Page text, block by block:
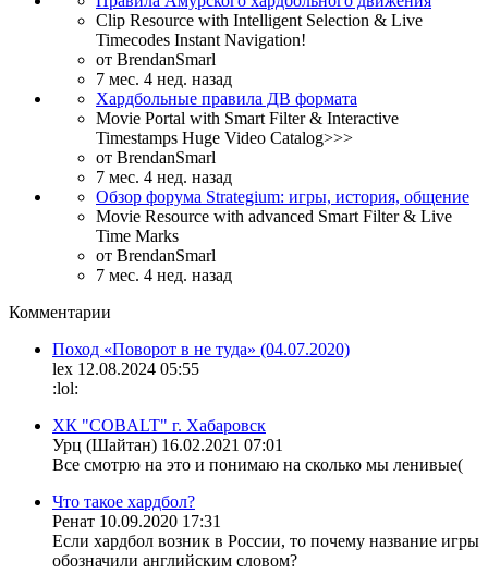
Clip Resource with Intelligent Selection & Live
Timecodes Instant Navigation!
от BrendanSmarl
7 мес. 4 нед. назад
Хардбольные правила ДВ формата
Movie Portal with Smart Filter & Interactive
Timestamps Huge Video Catalog>>>
от BrendanSmarl
7 мес. 4 нед. назад
Обзор форума Strategium: игры, история, общение
Movie Resource with advanced Smart Filter & Live
Time Marks
от BrendanSmarl
7 мес. 4 нед. назад
Комментарии
Поход «Поворот в не туда» (04.07.2020)
lex 12.08.2024 05:55
:lol:
ХК "COBALT" г. Хабаровск
Урц (Шайтан) 16.02.2021 07:01
Все смотрю на это и понимаю на сколько мы ленивые(
Что такое хардбол?
Ренат 10.09.2020 17:31
Если хардбол возник в России, то почему название игры
обозначили английским словом?